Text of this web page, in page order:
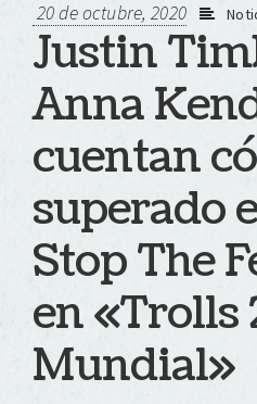
20 de octubre, 2020
Justin
Anna
cuentan
superado
Stop The
en «Trolls
Mundial»